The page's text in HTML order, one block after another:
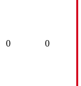
0 0